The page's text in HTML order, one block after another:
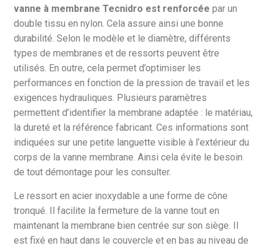
vanne à membrane Tecnidro est renforcée par un
double tissu en nylon. Cela assure ainsi une bonne
durabilité. Selon le modèle et le diamètre, différents
types de membranes et de ressorts peuvent être
utilisés. En outre, cela permet d’optimiser les
performances en fonction de la pression de travail et les
exigences hydrauliques. Plusieurs paramètres
permettent d’identifier la membrane adaptée : le matériau,
la dureté et la référence fabricant. Ces informations sont
indiquées sur une petite languette visible à l’extérieur du
corps de la vanne membrane. Ainsi celaévite le besoin
de tout démontage pour les consulter.
Le ressort en acier inoxydable a une forme de cône
tronqué. Il facilite la fermeture de la vanne tout en
maintenant la membrane bien centrée sur son siège. Il
est fixé en haut dans le couvercle et en bas au niveau de